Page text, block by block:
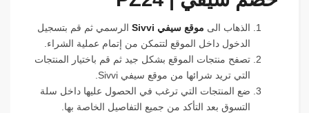
الذهاب الى موقع سيفي Sivvi
الرسمي ثم قم بتسجيل
الدخول داخل الموقع لتتمكن من إتمام عملية الشراء.
تصفح منتجات الموقع بشكل جيد ثم قم باختيار المنتجات
التي تريد شرائها من موقع سيفي Sivvi.
ضع المنتجات التي ترغب في الحصول عليها داخل سلة
التسوق بعد التأكد من جميع التفاصيل الخاصة بها.